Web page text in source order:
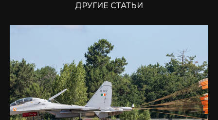
ДРУГИЕ СТАТЬИ